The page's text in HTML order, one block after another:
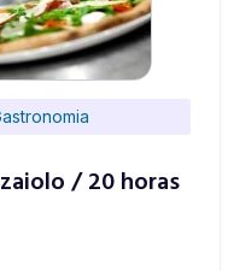
/ 20 horas